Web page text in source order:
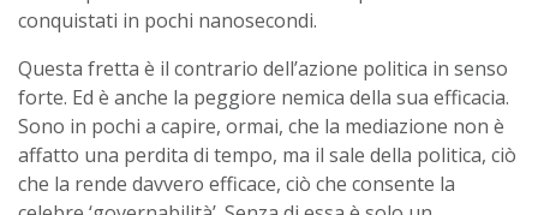
conquistati in pochi nanosecondi.
Questa fretta è il contrario dell’azione politica in senso
forte. Ed è anche la peggiore nemica della sua efficacia.
Sono in pochi a capire, ormai, che la mediazione non è
affatto una perdita di tempo, ma il sale della politica, ciò
che la rende davvero efficace, ciò che consente la